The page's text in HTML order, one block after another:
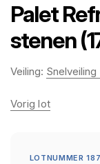
Palet
stenen
Veiling:
Vorig lot
LOTNUMMER